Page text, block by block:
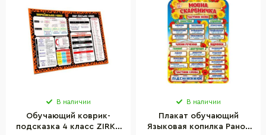
В наличии
Обучающий коврик-
подсказка 4 класс ZIRKA
В наличии
Плакат обучающий
Языковая копилка Ранок